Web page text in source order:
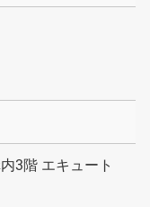
3階 エキュート